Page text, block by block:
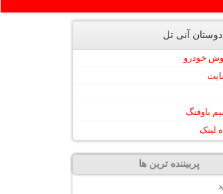
دوستان آنی تل
خودرو
باوفنگ
لینک
پربیننده ترین ها